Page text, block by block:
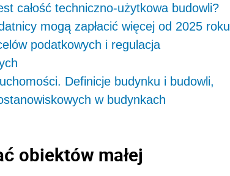
całość techniczno-użytkowa budowli?
mogą zapłacić więcej od 2025 roku
podatkowych i regulacja
Definicje budynku i budowli,
w budynkach
obiektów małej